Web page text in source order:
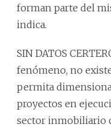
forman parte del
indica.
SIN DATOS
fenómeno, no
permita
proyectos en
sector inmobiliario